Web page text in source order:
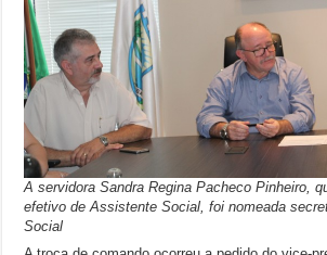
A servidora Sandra Regina Pacheco Pinheiro,
efetivo de Assistente Social, foi nomeada
Social